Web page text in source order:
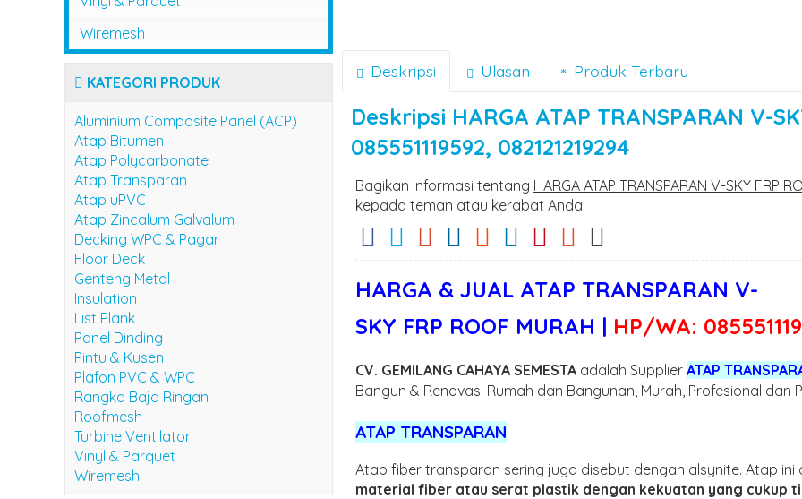
Deskripsi Ulasan Produk Terbaru
Deskripsi HARGA ATAP TRANSPARAN V-
085551119592, 082121219294
Bagikan informasi tentang HARGA ATAP TRANSPARAN V-SKY FRP
kepada teman atau kerabat Anda.
HARGA & JUAL ATAP TRANSPARAN V-
SKY FRP ROOF MURAH | HP/WA:
CV. GEMILANG CAHAYA SEMESTA adalah Supplier ATAP
Bangun & Renovasi Rumah dan Bangunan, Murah, Profesional dan
ATAP TRANSPARAN
Atap fiber transparan sering juga disebut dengan alsynite. Atap ini
material fiber atau serat plastik dengan kekuatan yang cukup
Wiremesh
KATEGORI PRODUK
Aluminium Composite Panel (ACP)
Atap Bitumen
Atap Polycarbonate
Atap Transparan
Atap uPVC
Atap Zincalum Galvalum
Decking WPC & Pagar
Floor Deck
Genteng Metal
Insulation
List Plank
Panel Dinding
Pintu & Kusen
Plafon PVC & WPC
Rangka Baja Ringan
Roofmesh
Turbine Ventilator
Vinyl & Parquet
Wiremesh